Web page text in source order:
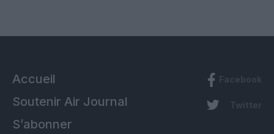
Accueil
Soutenir Air Journal
S’abonner